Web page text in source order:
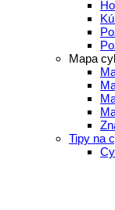
Mapa
Tipy na